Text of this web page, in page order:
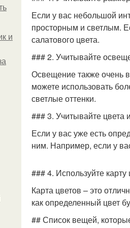
и
Если у вас небольшой
просторным и светлым.
салатового цвета.
### 2. Учитывайте
Освещение также очень
можете использовать
светлые оттенки.
### 3. Учитывайте цвета
Если у вас уже есть
ним. Например, если у
### 4. Используйте карту
Карта цветов – это
как определенный цвет
## Список вещей,